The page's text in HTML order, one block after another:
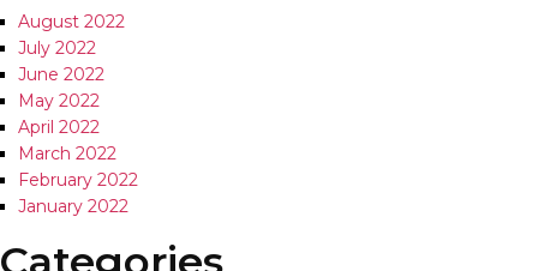
August 2022
July 2022
June 2022
May 2022
April 2022
March 2022
February 2022
January 2022